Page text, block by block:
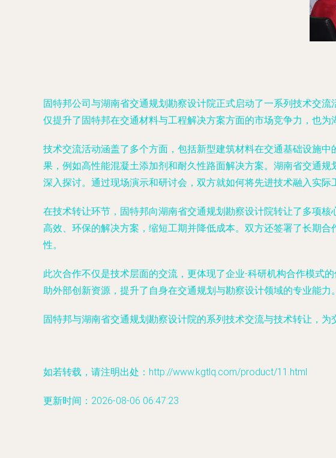
固特邦公司与湖南省交通规划勘察设计院正式启动了一系列技术交
仅提升了固特邦在交通材料与工程解决方案方面的市场竞争力，也
技术交流活动涵盖了多个方面，包括新型建筑材料在交通基础设施
果，例如高性能混凝土添加剂和耐久性路面解决方案。湖南省交通
深入探讨。通过现场演示和研讨会，双方就如何将先进技术融入实际
在技术转让环节，固特邦向湖南省交通规划勘察设计院转让了多项
高效、环保的解决方案，缩短工期并降低成本。双方还签署了长期
性。
此次合作不仅是技术层面的交流，更体现了企业-科研机构合作模式
助外部创新资源，提升了自身在交通规划与勘察设计领域的专业能
固特邦与湖南省交通规划勘察设计院的系列技术交流与技术转让，
如若转载，请注明出处：http://www.kgtlq.com/product/11.html
更新时间：2026-08-06 06:47:23